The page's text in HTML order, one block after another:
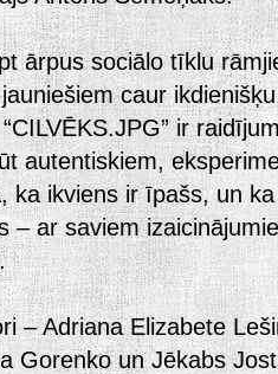
ārpus sociālo tīklu
caur
ir
autentiskiem,
ka ikviens ir īpašs, un
– ar saviem
– Adriana Elizabete
Gorenko un Jēkabs